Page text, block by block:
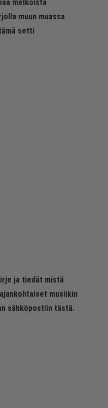
melkoista
muun muassa
setti
ja tiedät mistä
musiikin
sähköpostiin tästä.